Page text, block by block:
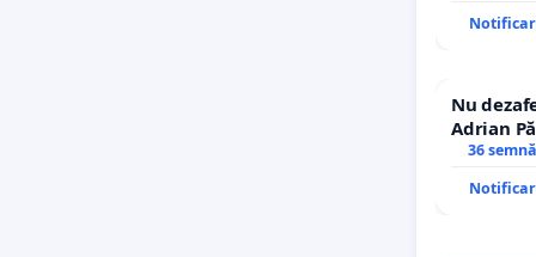
Nu
Adrian
Icoanei!
36